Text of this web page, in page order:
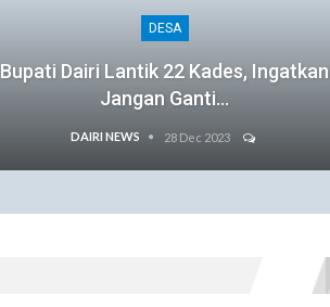
DESA
Bupati Dairi Lantik 22 Kades, Ingatkan
Jangan Ganti…
DAIRI NEWS 28 Dec 2023